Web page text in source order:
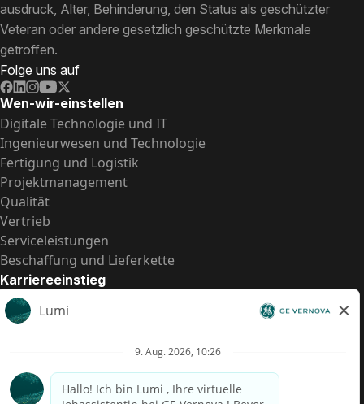
ausdruck, Alter, Behinderung, den Status als geschützter
Veteran oder andere gesetzlich geschützte Merkmale
getroffen.
Folge uns auf
Wen-wir-einstellen
Digitale Technologie und IT
Ingenieurwesen und Technologie
Fertigung und Logistik
Projektmanagement
Qualität
Vertrieb
Serviceleistungen
Beschaffung und Lieferkette
Karriereeinstieg
Praktika
Einstiegspositionen
US-Gehalts­transparenz
Datenschutzhinweis für Kandidaten